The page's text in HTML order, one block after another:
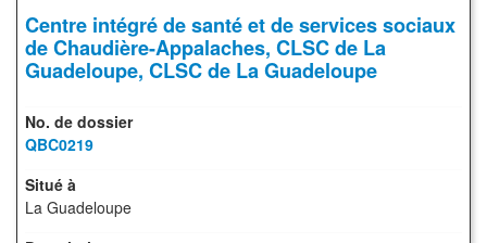
Centre intégré de santé et de services sociaux
de Chaudière-Appalaches, CLSC de La
Guadeloupe, CLSC de La Guadeloupe
QBC0219
La Guadeloupe